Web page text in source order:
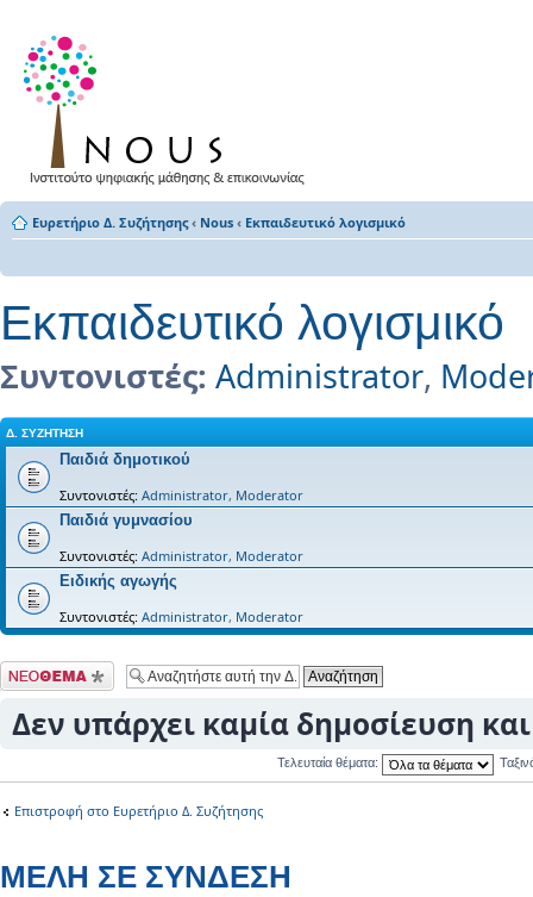
Ευρετήριο Δ. Συζήτησης ‹ Nous ‹ Εκπαιδευτικό λογισμικό
Εκπαιδευτικό λογισμικό
Συντονιστές: Administrator,
Δ. ΣΥΖΉΤΗΣΗ
Παιδιά δημοτικού
Συντονιστές: Administrator, Moderator
Παιδιά γυμνασίου
Συντονιστές: Administrator, Moderator
Ειδικής αγωγής
Συντονιστές: Administrator, Moderator
Δημιουργία νέου
θέματος
Δεν υπάρχει καμία δημοσίευση
Τελευταία θέματα:
Επιστροφή στο Ευρετήριο Δ. Συζήτησης
ΜΈΛΗ ΣΕ ΣΎΝΔΕΣΗ